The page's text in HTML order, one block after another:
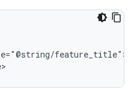
feature_title">